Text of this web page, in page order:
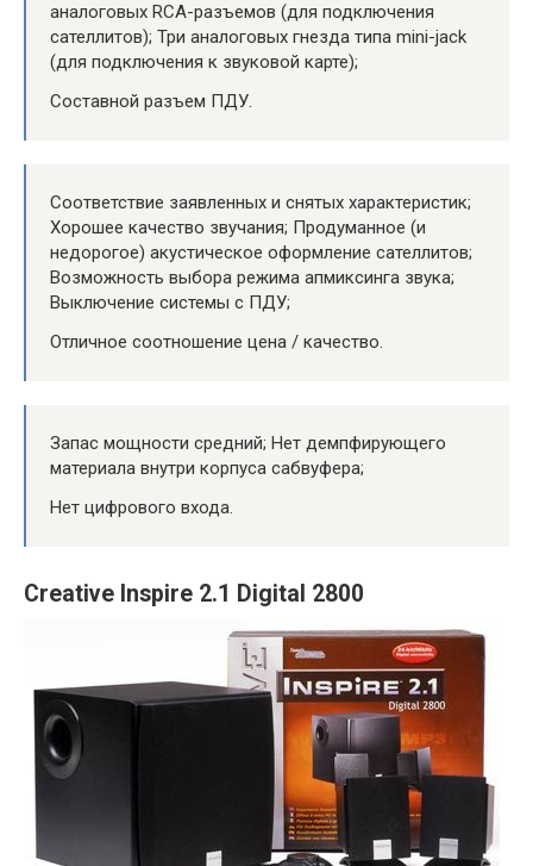
аналоговых RCA-разъемов (для подключения
сателлитов); Три аналоговых гнезда типа mini-jack
(для подключения к звуковой карте);
Составной разъем ПДУ.
Соответствие заявленных и снятых характеристик;
Хорошее качество звучания; Продуманное (и
недорогое) акустическое оформление сателлитов;
Возможность выбора режима апмиксинга звука;
Выключение системы с ПДУ;
Отличное соотношение цена / качество.
Запас мощности средний; Нет демпфирующего
материала внутри корпуса сабвуфера;
Нет цифрового входа.
Creative Inspire 2.1 Digital 2800